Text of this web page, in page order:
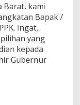
Barat, kami
Bapak /
Ingat,
yang
kepada
Gubernur